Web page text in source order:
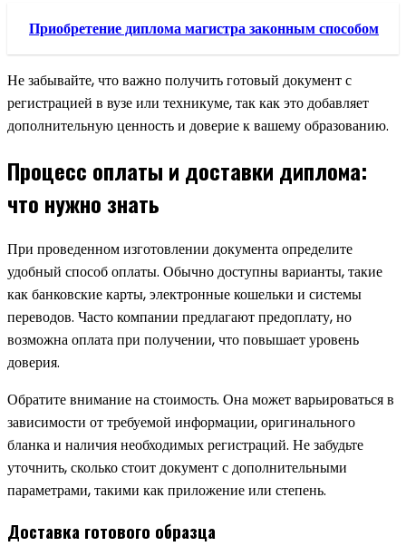
Приобретение диплома магистра законным способом
Не забывайте, что важно получить готовый документ с
регистрацией в вузе или техникуме, так как это добавляет
дополнительную ценность и доверие к вашему образованию.
Процесс оплаты и доставки диплома:
что нужно знать
При проведенном изготовлении документа определите
удобный способ оплаты. Обычно доступны варианты, такие
как банковские карты, электронные кошельки и системы
переводов. Часто компании предлагают предоплату, но
возможна оплата при получении, что повышает уровень
доверия.
Обратите внимание на стоимость. Она может варьироваться в
зависимости от требуемой информации, оригинального
бланка и наличия необходимых регистраций. Не забудьте
уточнить, сколько стоит документ с дополнительными
параметрами, такими как приложение или степень.
Доставка готового образца